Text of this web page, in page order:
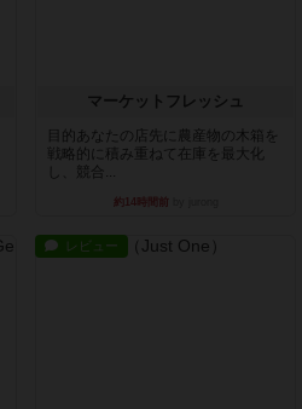
マーケットフレッシュ
目的あなたの店先に農産物の木箱を
戦略的に積み重ねて在庫を最大化
し、競合...
約14時間前
レビュー